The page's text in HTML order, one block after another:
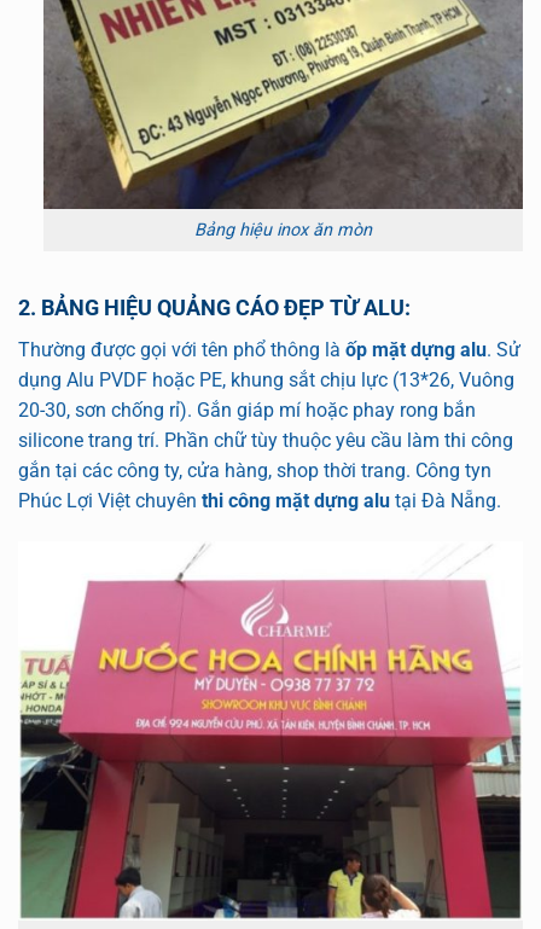
Bảng hiệu inox ăn mòn
2. BẢNG HIỆU QUẢNG CÁO ĐẸP TỪ ALU:
Thường được gọi với tên phổ thông là ốp mặt dựng alu. Sử
dụng Alu PVDF hoặc PE, khung sắt chịu lực (13*26, Vuông
20-30, sơn chống rỉ). Gắn giáp mí hoặc phay rong bắn
silicone trang trí. Phần chữ tùy thuộc yêu cầu làm thi công
gắn tại các công ty, cửa hàng, shop thời trang. Công tyn
Phúc Lợi Việt chuyên thi công mặt dựng alu tại Đà Nẵng.